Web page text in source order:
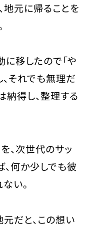
地元に帰ることを
に移したので「や
、それでも無理だ
納得し、整理する
、次世代のサッ
何か少しでも彼
い。
だと、この想い